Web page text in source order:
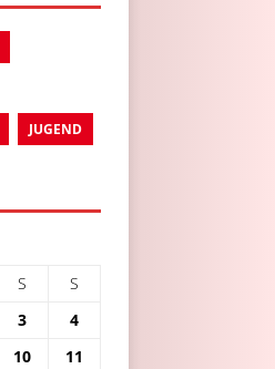
JUGEND
S
S
3
4
10 11